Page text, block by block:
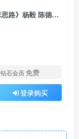
《重症医学病理生理紊乱 诊断与治疗临床思路》杨毅 陈德昌主编.PDF电子书下载
钻石会员 免费
登录购买